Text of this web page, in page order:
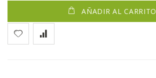
AÑADIR AL CARRITO